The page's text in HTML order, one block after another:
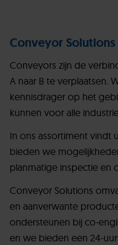
Conveyor Solutions
Conveyors zijn de
A naar B te verplaatsen.
kennisdrager op het
kunnen voor alle
In ons assortiment vindt
bieden we
planmatige inspectie en
Conveyor Solutions
en aanverwante
ondersteunen bij co-
en we bieden een 24-